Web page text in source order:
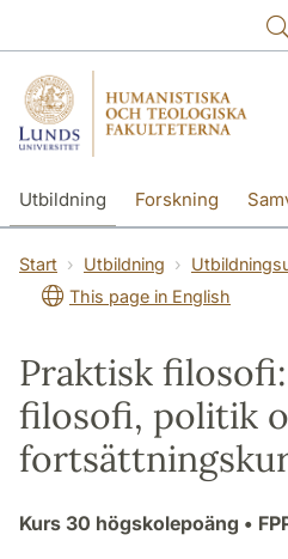
Utbildning Forskning
Start Utbildning
This page in English
Praktisk
filosofi, politik
Kurs 30 högskolepoäng •